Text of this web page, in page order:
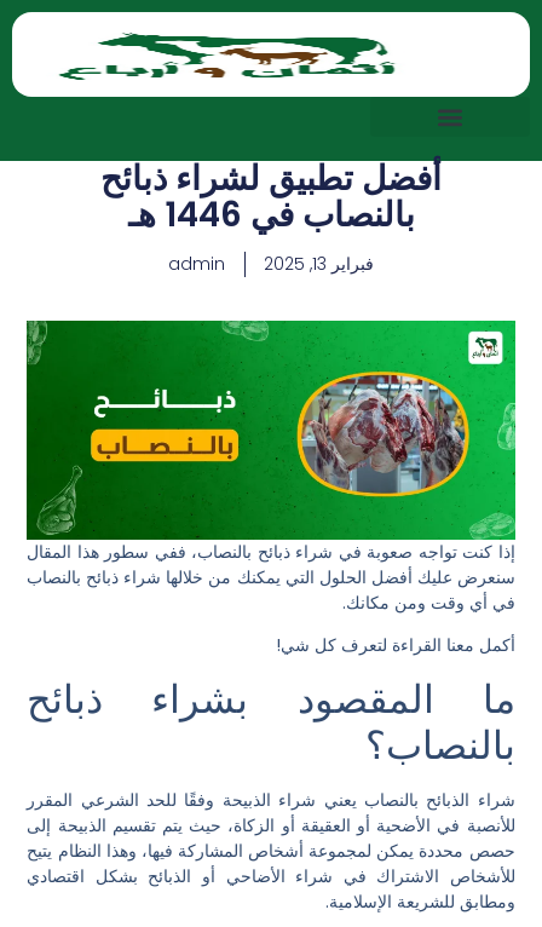
أفضل تطبيق لشراء ذبائح
بالنصاب في 1446 هـ
فبراير 13, 2025 admin
إذا كنت تواجه صعوبة في شراء ذبائح بالنصاب، ففي سطور هذا المقال
سنعرض عليك أفضل الحلول التي يمكنك من خلالها شراء ذبائح بالنصاب
في أي وقت ومن مكانك.
أكمل معنا القراءة لتعرف كل شي!
ما المقصود بشراء ذبائح
بالنصاب؟
شراء الذبائح بالنصاب يعني شراء الذبيحة وفقًا للحد الشرعي المقرر
للأنصبة في الأضحية أو العقيقة أو الزكاة، حيث يتم تقسيم الذبيحة إلى
حصص محددة يمكن لمجموعة أشخاص المشاركة فيها، وهذا النظام يتيح
للأشخاص الاشتراك في شراء الأضاحي أو الذبائح بشكل اقتصادي
ومطابق للشريعة الإسلامية.